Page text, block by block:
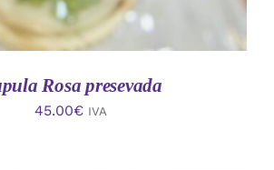
Rosa presevada
45.00€ IVA